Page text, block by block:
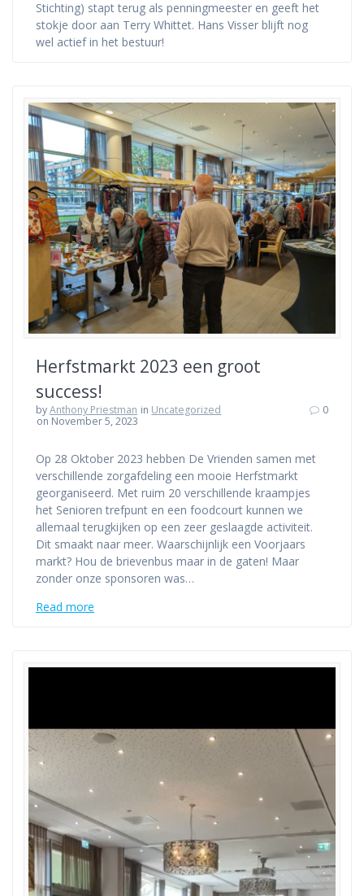
Stichting) stapt terug als penningmeester en geeft het
stokje door aan Terry Whittet. Hans Visser blijft nog
wel actief in het bestuur!
Herfstmarkt 2023 een groot
success!
byAnthony Priestman in Uncategorized
on November 5, 2023
0
Op 28 Oktober 2023 hebben De Vrienden samen met
verschillende zorgafdeling een mooie Herfstmarkt
georganiseerd. Met ruim 20 verschillende kraampjes
het Senioren trefpunt en een foodcourt kunnen we
allemaal terugkijken op een zeer geslaagde activiteit.
Dit smaakt naar meer. Waarschijnlijk een Voorjaars
markt? Hou de brievenbus maar in de gaten! Maar
zonder onze sponsoren was…
Read more